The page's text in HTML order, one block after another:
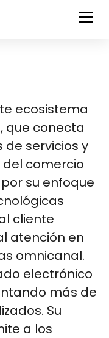
ecosistema
que conecta
servicios y
comercio
su enfoque
cliente
atención en
omnicanal.
electrónico
más de
Su
a los